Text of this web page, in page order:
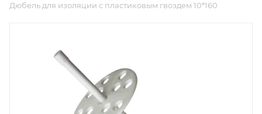
Дюбель для изоляции с пластиковым гвоздем 10*160